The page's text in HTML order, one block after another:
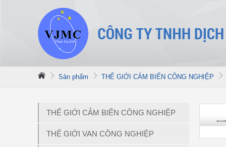
Sản phẩm THẾ GIỚI CẢM BIẾN CÔNG NGHIỆP
THẾ GIỚI CẢM BIẾN CÔNG NGHIỆP
THẾ GIỚI VAN CÔNG NGHIỆP